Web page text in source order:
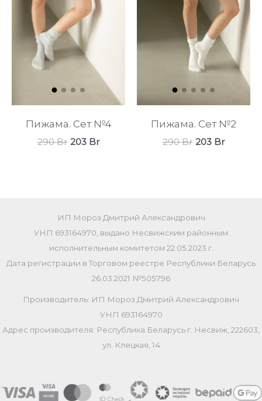
Пижама. Сет №4
290Br Первоначальная
203 BrТекущая
Пижама. Сет №2
290Br 203 Br
ИП Мороз Дмитрий Александрович
УНП 693164970, выдано Несвижским районным
исполнительным комитетом 22.05.2023 г.
Дата регистрации в Торговом реестре Республики Беларусь
26.03.2021 №505796
Производитель: ИП Мороз Дмитрий Александрович
УНП 693164970
Адрес производителя: Республика Беларусь г. Несвиж, 222603,
ул. Клецкая, 14